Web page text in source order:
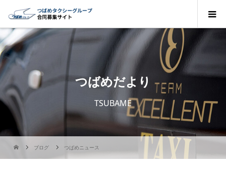
つばめだより
TSUBAME
ブログ つばめニュース